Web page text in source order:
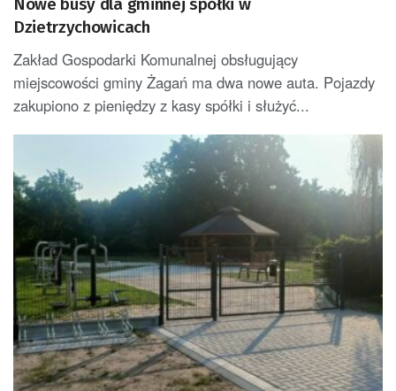
Dzietrzychowicach
Zakład Gospodarki Komunalnej obsługujący
miejscowości gminy Żagań ma dwa nowe auta. Pojazdy
zakupiono z pieniędzy z kasy spółki i służyć...